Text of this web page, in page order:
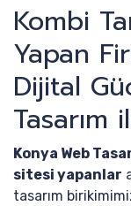
Kombi
Yapan
Dijital
Tasarım
Konya Web
sitesi yapanlar
tasarım